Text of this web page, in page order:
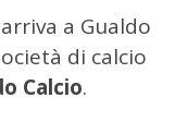
arriva a Gualdo
di calcio
Calcio.